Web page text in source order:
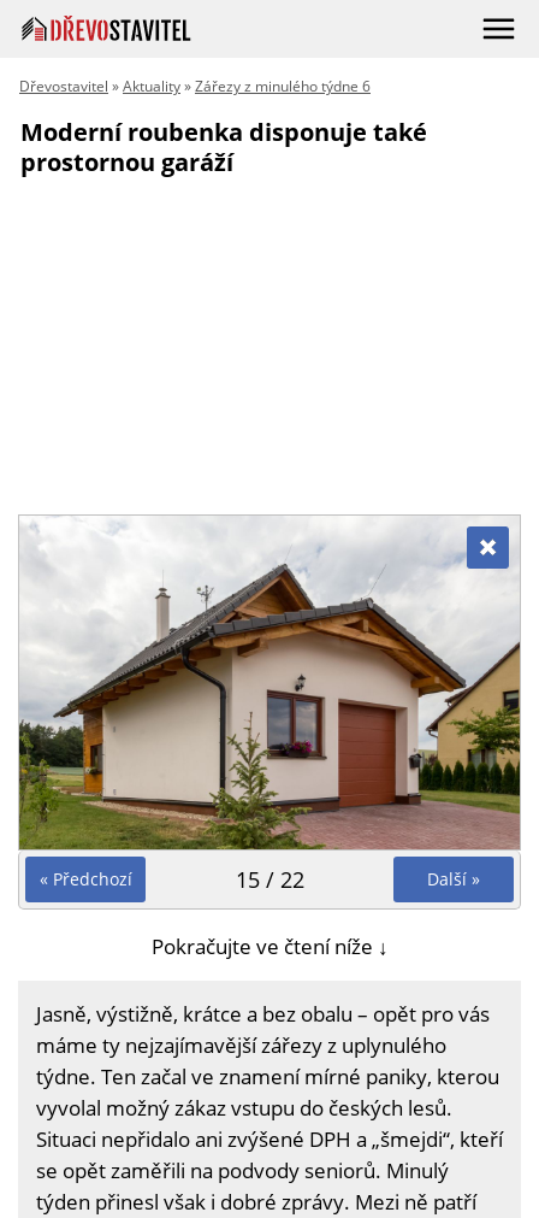
Dřevostavitel »Aktuality»Zářezy z minulého týdne 6
Moderní roubenka disponuje také
prostornou garáží
« Předchozí Další »
15 / 22
Pokračujte ve čtení níže ↓
Jasně, výstižně, krátce a bez obalu – opět pro vás
máme ty nejzajímavější zářezy z uplynulého
týdne. Ten začal ve znamení mírné paniky, kterou
vyvolal možný zákaz vstupu do českých lesů.
Situaci nepřidalo ani zvýšené DPH a „šmejdi“, kteří
se opět zaměřili na podvody seniorů. Minulý
týden přinesl však i dobré zprávy. Mezi ně patří